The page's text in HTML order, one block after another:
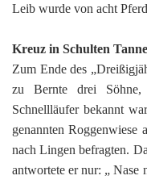
Leib wurde von acht
Kreuz in Schulten
Zum Ende des
zu Bernte drei
Schnellläufer bekannt
genannten Roggenwiese
nach Lingen befragten.
antwortete er nur: „ Nase